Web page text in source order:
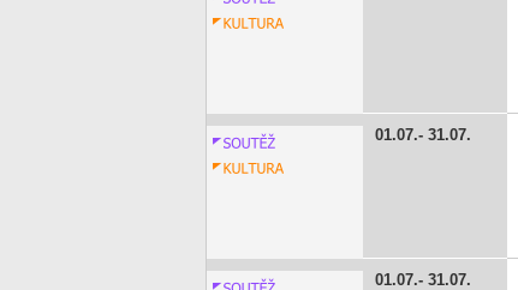
01.07. 31.07.
01.07. 31.07.